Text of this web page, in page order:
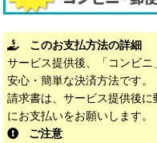
このお支払方法の詳細
サービス提供後、「コンビ
安心・簡単な決済方法です。
請求書は、サービス提供後
にお支払いをお願いします。
ご注意